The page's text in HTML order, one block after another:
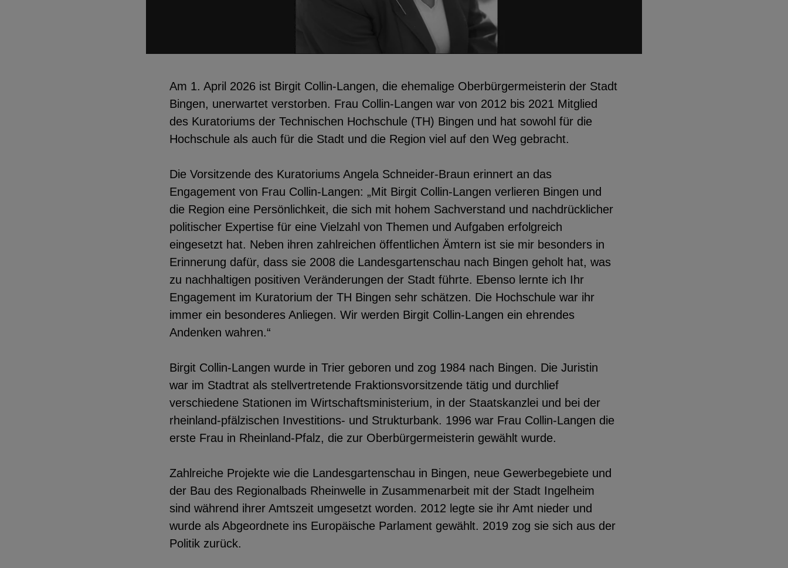
Am 1. April 2026 ist Birgit Collin-Langen, die ehemalige Oberbürgermeisterin der Stadt
Bingen, unerwartet verstorben. Frau Collin-Langen war von 2012 bis 2021 Mitglied
des Kuratoriums der Technischen Hochschule (TH) Bingen und hat sowohl für die
Hochschule als auch für die Stadt und die Region viel auf den Weg gebracht.
Die Vorsitzende des Kuratoriums Angela Schneider-Braun erinnert an das
Engagement von Frau Collin-Langen: „Mit Birgit Collin-Langen verlieren Bingen und
die Region eine Persönlichkeit, die sich mit hohem Sachverstand und nachdrücklicher
politischer Expertise für eine Vielzahl von Themen und Aufgaben erfolgreich
eingesetzt hat. Neben ihren zahlreichen öffentlichen Ämtern ist sie mir besonders in
Erinnerung dafür, dass sie 2008 die Landesgartenschau nach Bingen geholt hat, was
zu nachhaltigen positiven Veränderungen der Stadt führte. Ebenso lernte ich Ihr
Engagement im Kuratorium der TH Bingen sehr schätzen. Die Hochschule war ihr
immer ein besonderes Anliegen. Wir werden Birgit Collin-Langen ein ehrendes
Andenken wahren.“
Birgit Collin-Langen wurde in Trier geboren und zog 1984 nach Bingen. Die Juristin
war im Stadtrat als stellvertretende Fraktionsvorsitzende tätig und durchlief
verschiedene Stationen im Wirtschaftsministerium, in der Staatskanzlei und bei der
rheinland-pfälzischen Investitions- und Strukturbank. 1996 war Frau Collin-Langen die
erste Frau in Rheinland-Pfalz, die zur Oberbürgermeisterin gewählt wurde.
Zahlreiche Projekte wie die Landesgartenschau in Bingen, neue Gewerbegebiete und
der Bau des Regionalbads Rheinwelle in Zusammenarbeit mit der Stadt Ingelheim
sind während ihrer Amtszeit umgesetzt worden. 2012 legte sie ihr Amt nieder und
wurde als Abgeordnete ins Europäische Parlament gewählt. 2019 zog sie sich aus der
Politik zurück.
Seitenspezifische Erfassung von Benutzerdaten
durch Drittanbieter, bspw. über das Einbinden
externer Videos, Standortdaten oder